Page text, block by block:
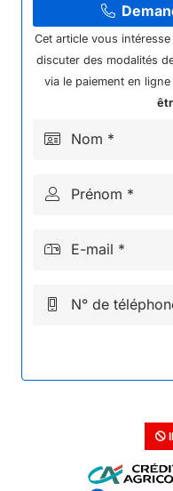
13*38
DIRT
KAYO
Cet article vous
discuter des modalités
via le paiement en
Nom *
Prénom *
E-mail *
N° de